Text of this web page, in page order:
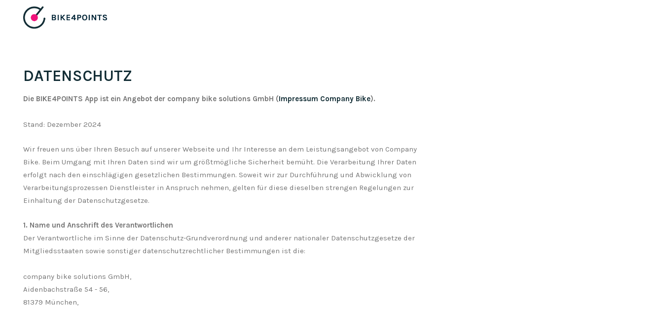
DATENSCHUTZ
Die BIKE4POINTS App ist ein Angebot der company bike solutions GmbH (Impressum Company Bike).
Stand: Dezember 2024
Wir freuen uns über Ihren Besuch auf unserer Webseite und Ihr Interesse an dem Leistungsangebot von Company
Bike. Beim Umgang mit Ihren Daten sind wir um größtmögliche Sicherheit bemüht. Die Verarbeitung Ihrer Daten
erfolgt nach den einschlägigen gesetzlichen Bestimmungen. Soweit wir zur Durchführung und Abwicklung von
Verarbeitungsprozessen Dienstleister in Anspruch nehmen, gelten für diese dieselben strengen Regelungen zur
Einhaltung der Datenschutzgesetze.
1. Name und Anschrift des Verantwortlichen
Der Verantwortliche im Sinne der Datenschutz-Grundverordnung und anderer nationaler Datenschutzgesetze der
Mitgliedsstaaten sowie sonstiger datenschutzrechtlicher Bestimmungen ist die:
company bike solutions GmbH,
Aidenbachstraße 54 - 56,
81379 München,